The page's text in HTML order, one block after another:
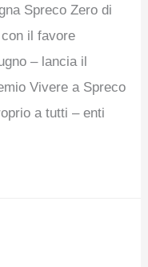
Spreco Zero di
il favore
– lancia il
Vivere a Spreco
a tutti – enti